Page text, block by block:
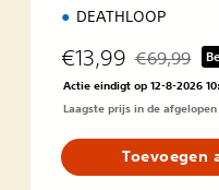
DEATHLOOP
€13,99 Korting
€69,99
Actie eindigt op 12-8-2026
Laagste prijs in de
Toevoegen